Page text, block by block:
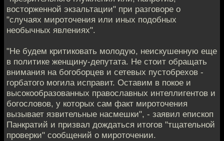
восторженной экзальтации" при разговоре о
"случаях мироточения или иных подобных
необычных явлениях".
"Не будем критиковать молодую, неискушенную еще
в политике женщину-депутата. Не стоит обращать
внимания на богоборцев и сетевых пустобрехов -
горбатого могила исправит. Оставим в покое и
высокообразованных православных интеллигентов и
богословов, у которых сам факт мироточения
вызывает язвительные насмешки", - заявил епископ
Панкратий и призвал дождаться итогов "тщательной
проверки" сообщений о мироточении.